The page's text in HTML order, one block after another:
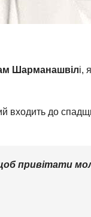
Шарманашвілі,
входить до
щоб привітати